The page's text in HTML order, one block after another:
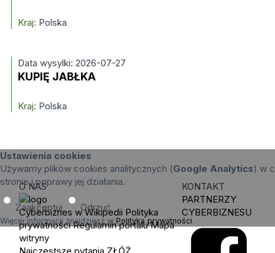
Kraj: Polska
Data wysylki: 2026-07-27
KUPIĘ JABŁKA
Kraj: Polska
Ustawienia cookies
Używamy plików cookies analitycznych (Google Analytics) w
stronie i poprawy jej działania.
Zaakceptuj Odrzuć
Więcej informacji znajdziesz w Polityka prywatności.
O NAS
Cyberbiznes w Wikipedii Polityka
prywatności Regulamin portalu Mapa
witryny
KONTAKT
PARTNERZY
CYBERBIZNESU